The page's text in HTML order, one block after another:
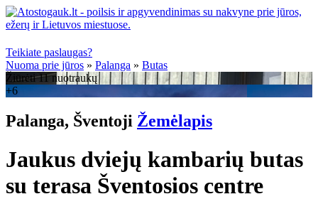
Teikiate paslaugas?
Nuoma prie jūros » Palanga » Butas
Žiūrėti 11 nuotraukų
+6
Palanga, Šventoji Žemėlapis
Jaukus dviejų kambarių butas
su terasa Šventosios centre